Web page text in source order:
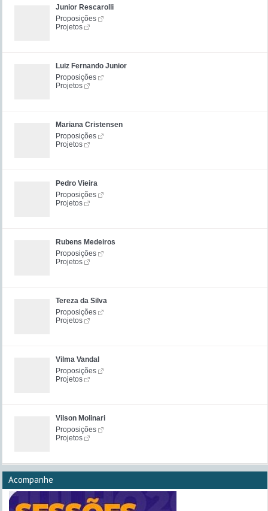
Junior Rescarolli
Proposições
Projetos
Luiz Fernando Junior
Proposições
Projetos
Mariana Cristensen
Proposições
Projetos
Pedro Vieira
Proposições
Projetos
Rubens Medeiros
Proposições
Projetos
Tereza da Silva
Proposições
Projetos
Vilma Vandal
Proposições
Projetos
Vilson Molinari
Proposições
Projetos
Acompanhe